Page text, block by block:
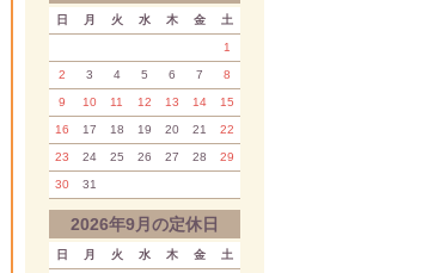
日 月 火 水 木 金 土
1
2 3 4 5 6 7 8
9 10 11 12 13 14 15
16 17 18 19 20 21 22
23 24 25 26 27 28 29
30 31
2026年9月の定休日
日 月 火 水 木 金 土